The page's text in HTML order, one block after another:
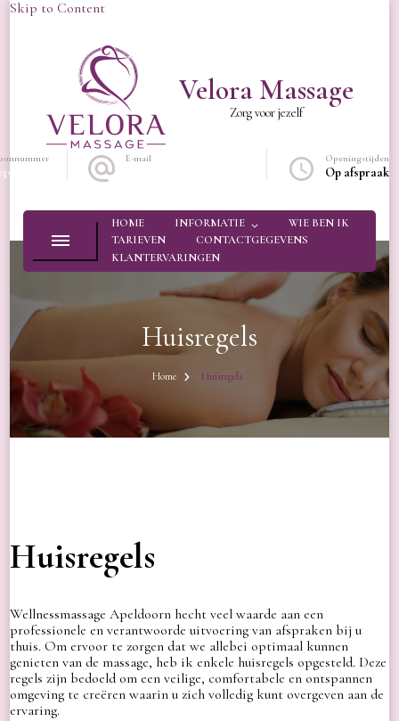
Skip to Content
Velora Massage
Zorg voor jezelf
E-mail Openingstijden
Op afspraak
HOME INFORMATIE
WIE BEN IK
TARIEVEN
CONTACTGEGEVENS
KLANTERVARINGEN
Huisregels
Home Huisregels
Huisregels
Wellnessmassage Apeldoorn hecht veel waarde aan een
professionele en verantwoorde uitvoering van afspraken bij u
thuis. Om ervoor te zorgen dat we allebei optimaal kunnen
genieten van de massage, heb ik enkele huisregels opgesteld. Deze
regels zijn bedoeld om een veilige, comfortabele en ontspannen
omgeving te creëren waarin u zich volledig kunt overgeven aan de
ervaring.